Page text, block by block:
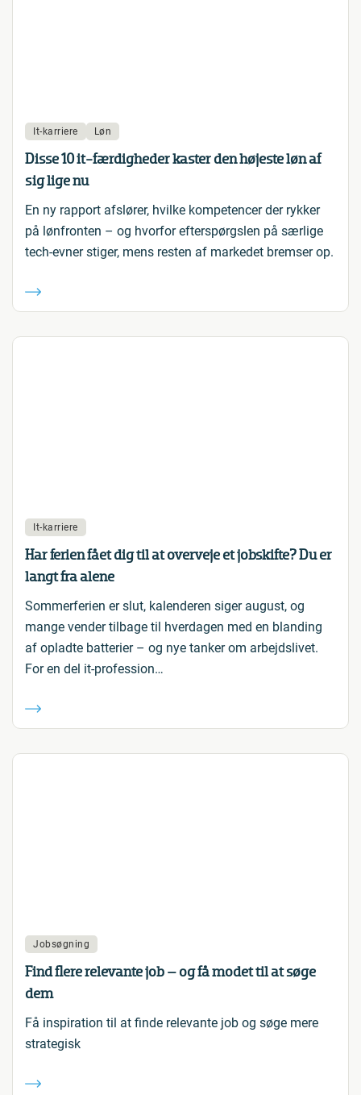
It-karriere Løn
Disse 10 it-færdigheder kaster den højeste løn af
sig lige nu
En ny rapport afslører, hvilke kompetencer der rykker
på lønfronten – og hvorfor efterspørgslen på særlige
tech-evner stiger, mens resten af markedet bremser op.
It-karriere
Har ferien fået dig til at overveje et jobskifte? Du er
langt fra alene
Sommerferien er slut, kalenderen siger august, og
mange vender tilbage til hverdagen med en blanding
af opladte batterier – og nye tanker om arbejdslivet.
For en del it-profession…
Jobsøgning
Find flere relevante job – og få modet til at søge
dem
Få inspiration til at finde relevante job og søge mere
strategisk